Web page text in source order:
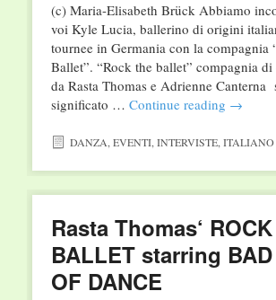
(c) Maria-Elisabeth Brück Abbiamo
voi Kyle Lucia, ballerino di origini
tournee in Germania con la compagnia
Ballet”. “Rock the ballet” compagnia di
da Rasta Thomas e Adrienne Canterna
significato … Continue reading →
DANZA,EVENTI,INTERVISTE,ITALIANO
Rasta Thomas‘
BALLET starring
OF DANCE